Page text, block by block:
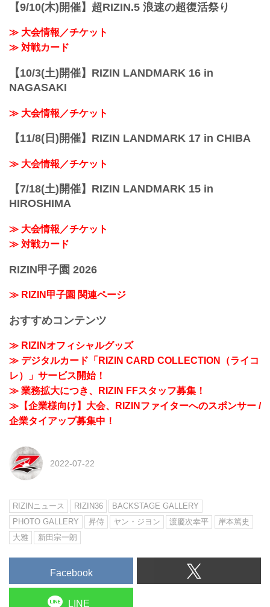
【9/10(木)開催】超RIZIN.5 浪速の超復活祭り
≫ 大会情報／チケット
≫ 対戦カード
【10/3(土)開催】RIZIN LANDMARK 16 in
NAGASAKI
≫ 大会情報／チケット
【11/8(日)開催】RIZIN LANDMARK 17 in CHIBA
≫ 大会情報／チケット
【7/18(土)開催】RIZIN LANDMARK 15 in
HIROSHIMA
≫ 大会情報／チケット
≫ 対戦カード
RIZIN甲子園 2026
≫ RIZIN甲子園 関連ページ
おすすめコンテンツ
≫ RIZINオフィシャルグッズ
≫ デジタルカード「RIZIN CARD COLLECTION（ライコ
レ）」サービス開始！
≫ 業務拡大につき、RIZIN FFスタッフ募集！
≫【企業様向け】大会、RIZINファイターへのスポンサー /
企業タイアップ募集中！
2022-07-22
RIZINニュース RIZIN36
BACKSTAGE GALLERY
PHOTO GALLERY
昇侍 ヤン・ジヨン 渡慶次幸平
岸本篤史
大雅
新田宗一朗
Facebook
LINE